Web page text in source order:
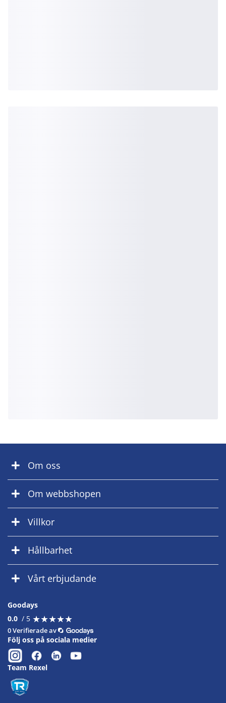
Om oss
Om webbshopen
Villkor
Hållbarhet
Vårt erbjudande
Goodays
0.0 / 5 ★★★★★
★★★★★
0 Verifierade av
Följ oss på sociala medier
Team Rexel